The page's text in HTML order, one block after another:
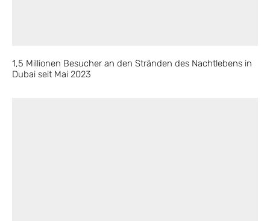
1,5 Millionen Besucher an den Stränden des Nachtlebens in
Dubai seit Mai 2023